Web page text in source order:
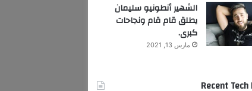
الشهير أنطونيو سليمان
يطلق قام قام ونجاحات
كبرى.
مارس 13, 2021
Recent Tech